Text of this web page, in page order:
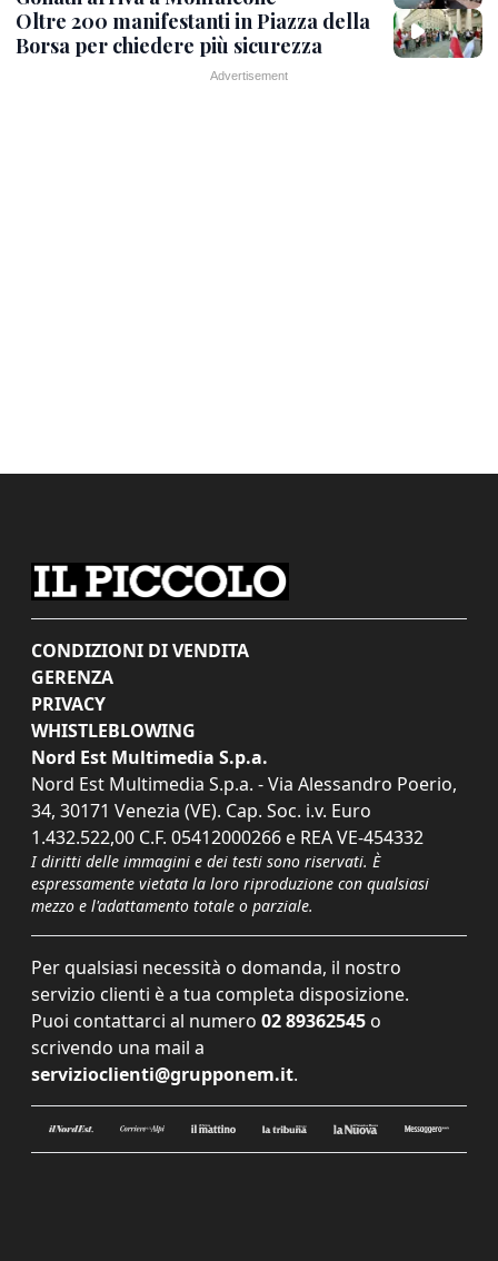
Oltre 200 manifestanti in Piazza della
Borsa per chiedere più sicurezza
CONDIZIONI DI VENDITA
GERENZA
PRIVACY
WHISTLEBLOWING
Nord Est Multimedia S.p.a.
Nord Est Multimedia S.p.a. - Via Alessandro Poerio,
34, 30171 Venezia (VE). Cap. Soc. i.v. Euro
1.432.522,00 C.F. 05412000266 e REA VE-454332
I diritti delle immagini e dei testi sono riservati. È
espressamente vietata la loro riproduzione con qualsiasi
mezzo e l'adattamento totale o parziale.
Per qualsiasi necessità o domanda, il nostro
servizio clienti è a tua completa disposizione.
Puoi contattarci al numero 02 89362545 o
scrivendo una mail a
servizioclienti@grupponem.it.